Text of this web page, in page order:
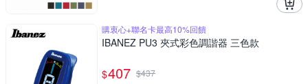
購衷心+聯名卡最高10%回饋
IBANEZ PU3 夾式彩色調諧器 三色款
$407 $437